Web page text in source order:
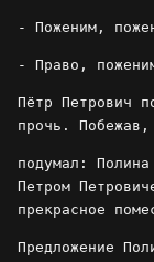
- Поженим,
- Право,
Пётр Петрович
прочь. Побежав,
подумал:
Петром
прекрасное
Предложение